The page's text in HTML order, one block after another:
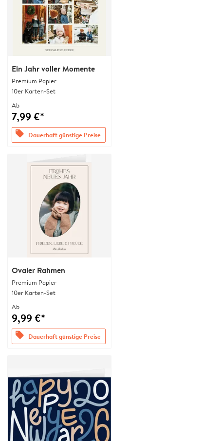
Ein Jahr voller Momente
Premium Papier
10er Karten-Set
Ab
7,99 €*
offers Dauerhaft günstige Preise
Ovaler Rahmen
Premium Papier
10er Karten-Set
Ab
9,99 €*
offers Dauerhaft günstige Preise